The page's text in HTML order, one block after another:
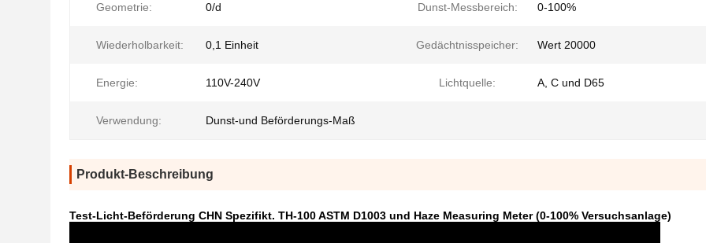
Geometrie: 0/d Dunst-Messbereich: 0-100%
Wiederholbarkeit: 0,1 Einheit Gedächtnisspeicher: Wert 20000
Energie: 110V-240V Lichtquelle: A, C und D65
Verwendung: Dunst-und Beförderungs-Maß
Produkt-Beschreibung
Test-Licht-Beförderung CHN Spezifikt. TH-100 ASTM D1003 und Haze Measuring Meter (0-100% Versuchsanlage)